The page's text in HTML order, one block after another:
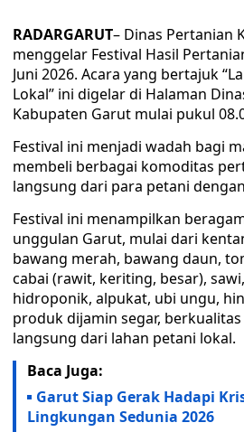
RADARGARUT– Dinas Pertanian
menggelar Festival Hasil
Juni 2026. Acara yang bertajuk
Lokal” ini digelar di Halaman
Kabupaten Garut mulai pukul
Festival ini menjadi wadah bagi
membeli berbagai komoditas
langsung dari para petani
Festival ini menampilkan
unggulan Garut, mulai dari
bawang merah, bawang daun,
cabai (rawit, keriting, besar),
hidroponik, alpukat, ubi ungu,
produk dijamin segar,
langsung dari lahan petani lokal.
Baca Juga:
Garut Siap Gerak Hadapi
Lingkungan Sedunia 2026